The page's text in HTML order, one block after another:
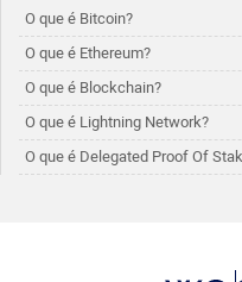
O que é Bitcoin?
O que é Ethereum?
O que é Blockchain?
O que é Lightning Network?
O que é Delegated Proof Of